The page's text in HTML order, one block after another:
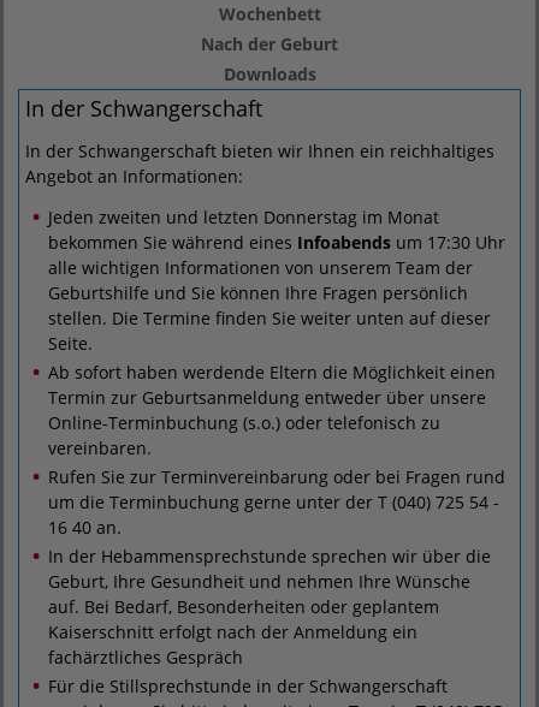
Wochenbett
Nach der Geburt
Downloads
In der Schwangerschaft
In der Schwangerschaft bieten wir Ihnen ein reichhaltiges
Angebot an Informationen:
Jeden zweiten und letzten Donnerstag im Monat
bekommen Sie während eines Infoabends um 17:30 Uhr
alle wichtigen Informationen von unserem Team der
Geburtshilfe und Sie können Ihre Fragen persönlich
stellen. Die Termine finden Sie weiter unten auf dieser
Seite.
Ab sofort haben werdende Eltern die Möglichkeit einen
Termin zur Geburtsanmeldung entweder über unsere
Online-Terminbuchung (s.o.) oder telefonisch zu
vereinbaren.
Rufen Sie zur Terminvereinbarung oder bei Fragen rund
um die Terminbuchung gerne unter der T (040) 725 54 -
16 40 an.
In der Hebammensprechstunde sprechen wir über die
Geburt, Ihre Gesundheit und nehmen Ihre Wünsche
auf. Bei Bedarf, Besonderheiten oder geplantem
Kaiserschnitt erfolgt nach der Anmeldung ein
fachärztliches Gespräch
Für die Stillsprechstunde in der Schwangerschaft